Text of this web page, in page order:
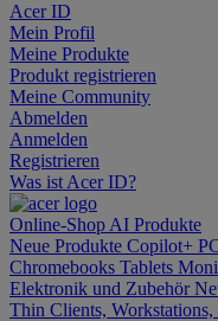
Acer ID
Mein Profil
Meine Produkte
Produkt registrieren
Meine Community
Abmelden
Anmelden
Registrieren
Was ist Acer ID?
Online-Shop AI Produkte
Neue Produkte Copilot+
Chromebooks Tablets
Elektronik und Zubehör
Thin Clients, Workstations,